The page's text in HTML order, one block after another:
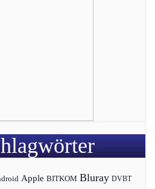
Apple BITKOM Bluray DVBT